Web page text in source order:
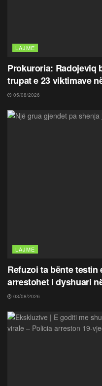
LAJME
Prokuroria: Radojeviq
trupat e 23 viktimave
05/08/2026
LAJME
Refuzoi ta bënte
arrestohet i dyshuari
03/08/2026